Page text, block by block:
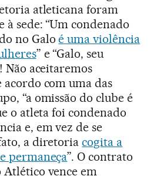
atleticana foram
à sede: “Um condenado
no Galoé uma violência
” e “Galo, seu
aceitaremos
acordo com uma das
“a omissão do clube é
o atleta foi condenado
e, em vez de se
a diretoriacogita a
permaneça”. O contrato
vence em